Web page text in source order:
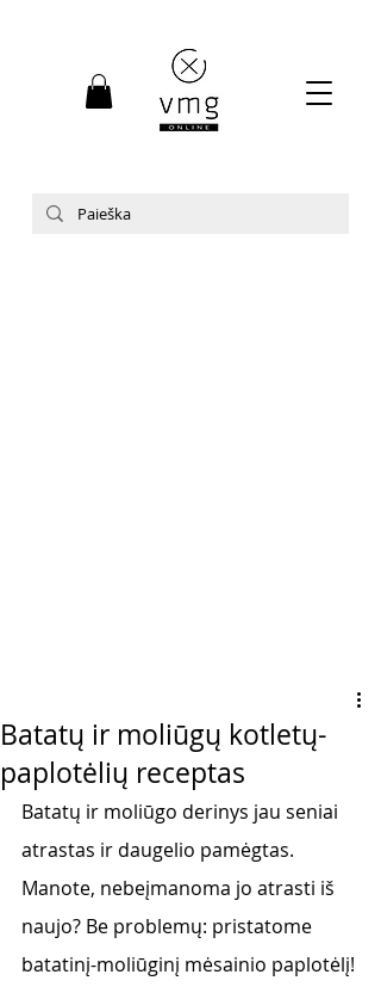
Batatų ir moliūgų kotletų-
paplotėlių receptas
Batatų ir moliūgo derinys jau seniai
atrastas ir daugelio pamėgtas.
Manote, nebeįmanoma jo atrasti iš
naujo? Be problemų: pristatome
batatinį-moliūginį mėsainio paplotėlį!